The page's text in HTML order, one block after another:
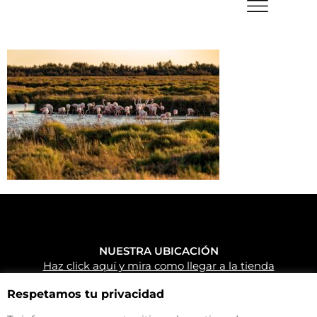
NUESTRA UBICACIÓN
Haz click aquí y mira como llegar a la tienda
CONTACTA CON NOSOTROS
+34 972 500 449
Respetamos tu privacidad